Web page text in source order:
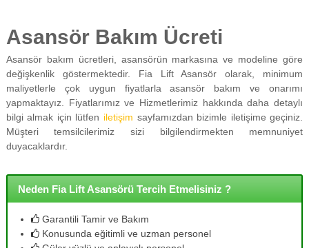
Asansör Bakım Ücreti
Asansör bakım ücretleri, asansörün markasına ve modeline göre
değişkenlik göstermektedir. Fia Lift Asansör olarak, minimum
maliyetlerle çok uygun fiyatlarla asansör bakım ve onarımı
yapmaktayız. Fiyatlarımız ve Hizmetlerimiz hakkında daha detaylı
bilgi almak için lütfen iletişim sayfamızdan bizimle iletişime geçiniz.
Müşteri temsilcilerimiz sizi bilgilendirmekten memnuniyet
duyacaklardır.
Neden Fia Lift Asansörü Tercih Etmelisiniz ?
Garantili Tamir ve Bakım
Konusunda eğitimli ve uzman personel